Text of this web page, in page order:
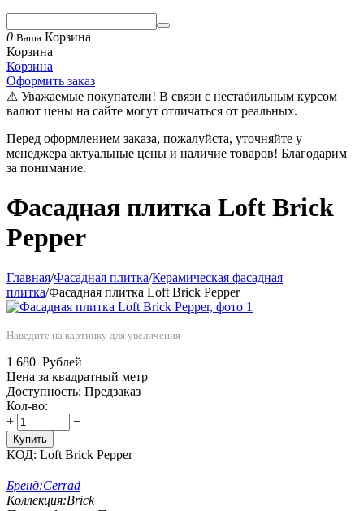
0 Ваша Корзина
Корзина
Корзина
Оформить заказ
⚠ Уважаемые покупатели! В связи с нестабильным курсом
валют цены на сайте могут отличаться от реальных.
Перед оформлением заказа, пожалуйста, уточняйте у
менеджера актуальные цены и наличие товаров! Благодарим
за понимание.
Фасадная плитка Loft Brick
Pepper
Главная/Фасадная плитка/Керамическая фасадная
плитка/Фасадная плитка Loft Brick Pepper
Наведите на картинку для увеличения
1 680 Рублей
Цена за квадратный метр
Доступность: Предзаказ
Кол-во:
+
−
Купить
КОД: Loft Brick Pepper
Бренд:Cerrad
Коллекция:Brick